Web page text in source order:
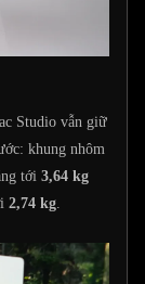
Studio vẫn giữ
khung nhôm
tới 3,64 kg
2,74 kg.